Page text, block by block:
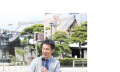
食